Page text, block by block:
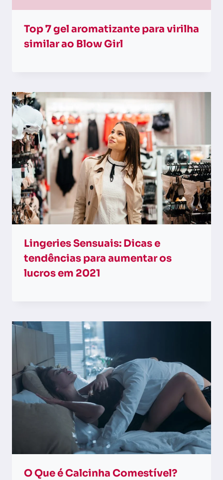
Top 7 gel aromatizante para virilha​
similar ao Blow Girl
Lingeries Sensuais: Dicas e
tendências para aumentar os
lucros em 2021
O Que é Calcinha Comestível?